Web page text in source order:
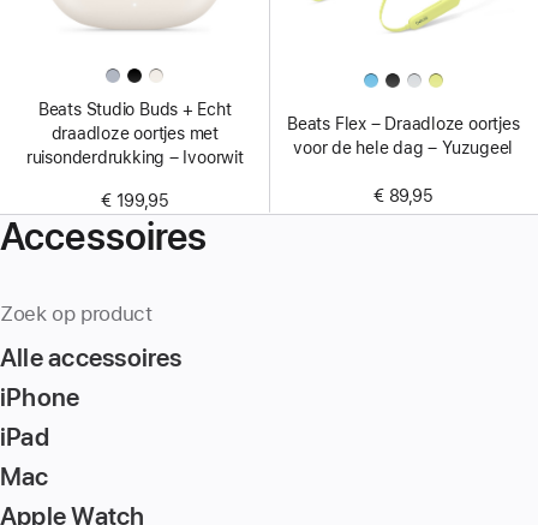
Beats Studio Buds + Echt
draadloze oortjes met
ruisonderdrukking – Ivoorwit
€ 199,95
Beats Flex – Draadloze oortjes
voor de hele dag – Yuzugeel
€ 89,95
Accessoires
Zoek op product
Alle accessoires
iPhone
iPad
Mac
Apple Watch